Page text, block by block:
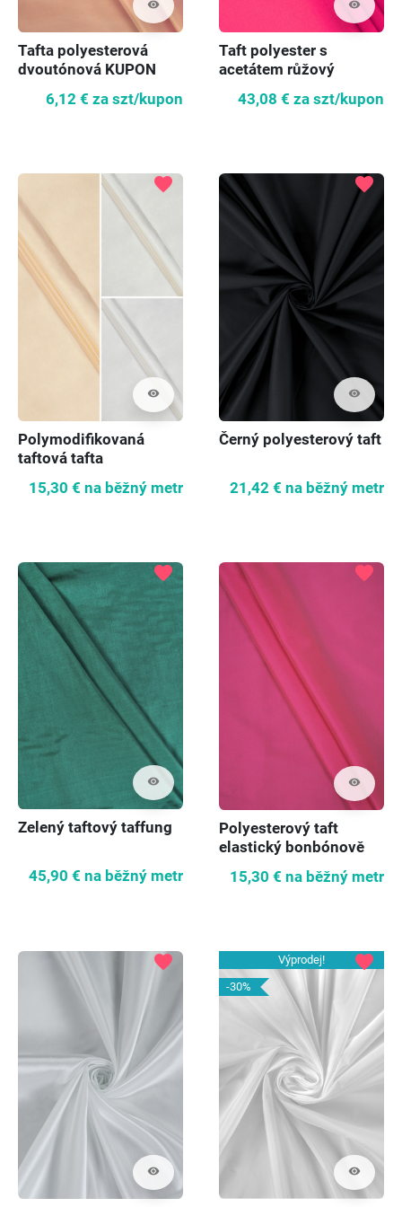
visibility
Tafta polyesterová
dvoutónová KUPON
6,12 € za szt/kupon
visibility
Taft polyester s
acetátem růžový
43,08 € za szt/kupon
visibility
favorite
Polymodifikovaná
taftová tafta
15,30 € na běžný metr
visibility
favorite
Černý polyesterový taft
21,42 € na běžný metr
visibility
favorite
Zelený taftový taffung
45,90 € na běžný metr
visibility
favorite
Polyesterový taft
elastický bonbónově
15,30 € na běžný metr
visibility
favorite
Výprodej!
-30%
visibility
favorite